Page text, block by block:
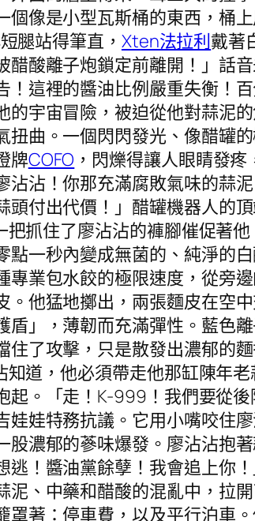
像是小型瓦斯桶的東西，桶
腿站得筆直， Xten法拉利戴著
酸離子炮鎖定前離開！」話
這裡的醬油比例嚴重失衡！
宇宙冒險，被迫從他對蒜泥
曲。一個閃閃發光、像醋罐
牌COFO ，閃爍得讓人眼睛發
沾！你那充滿腐敗氣味的蒜
付出代價！」醋罐機器人的
抓住了廖沾沾的褲腳催促著
一秒內變成無菌的、純淨的
業包水餃的極限速度，從旁
他猛地擲出，兩張麵皮在空
」，薄韌而充滿彈性。藍色
了攻擊，只是散發出濃郁的
道，他必須帶走他那缸陳年
。「走！K-999！我們要從
娃特務抗議。它用小嘴咬住
濃郁的蔘味爆發。廖沾沾抱
！醬油黨餘孽！我會追上你
泥、中藥和醋酸的混亂中，拉
著：停車費，以及平行泊車